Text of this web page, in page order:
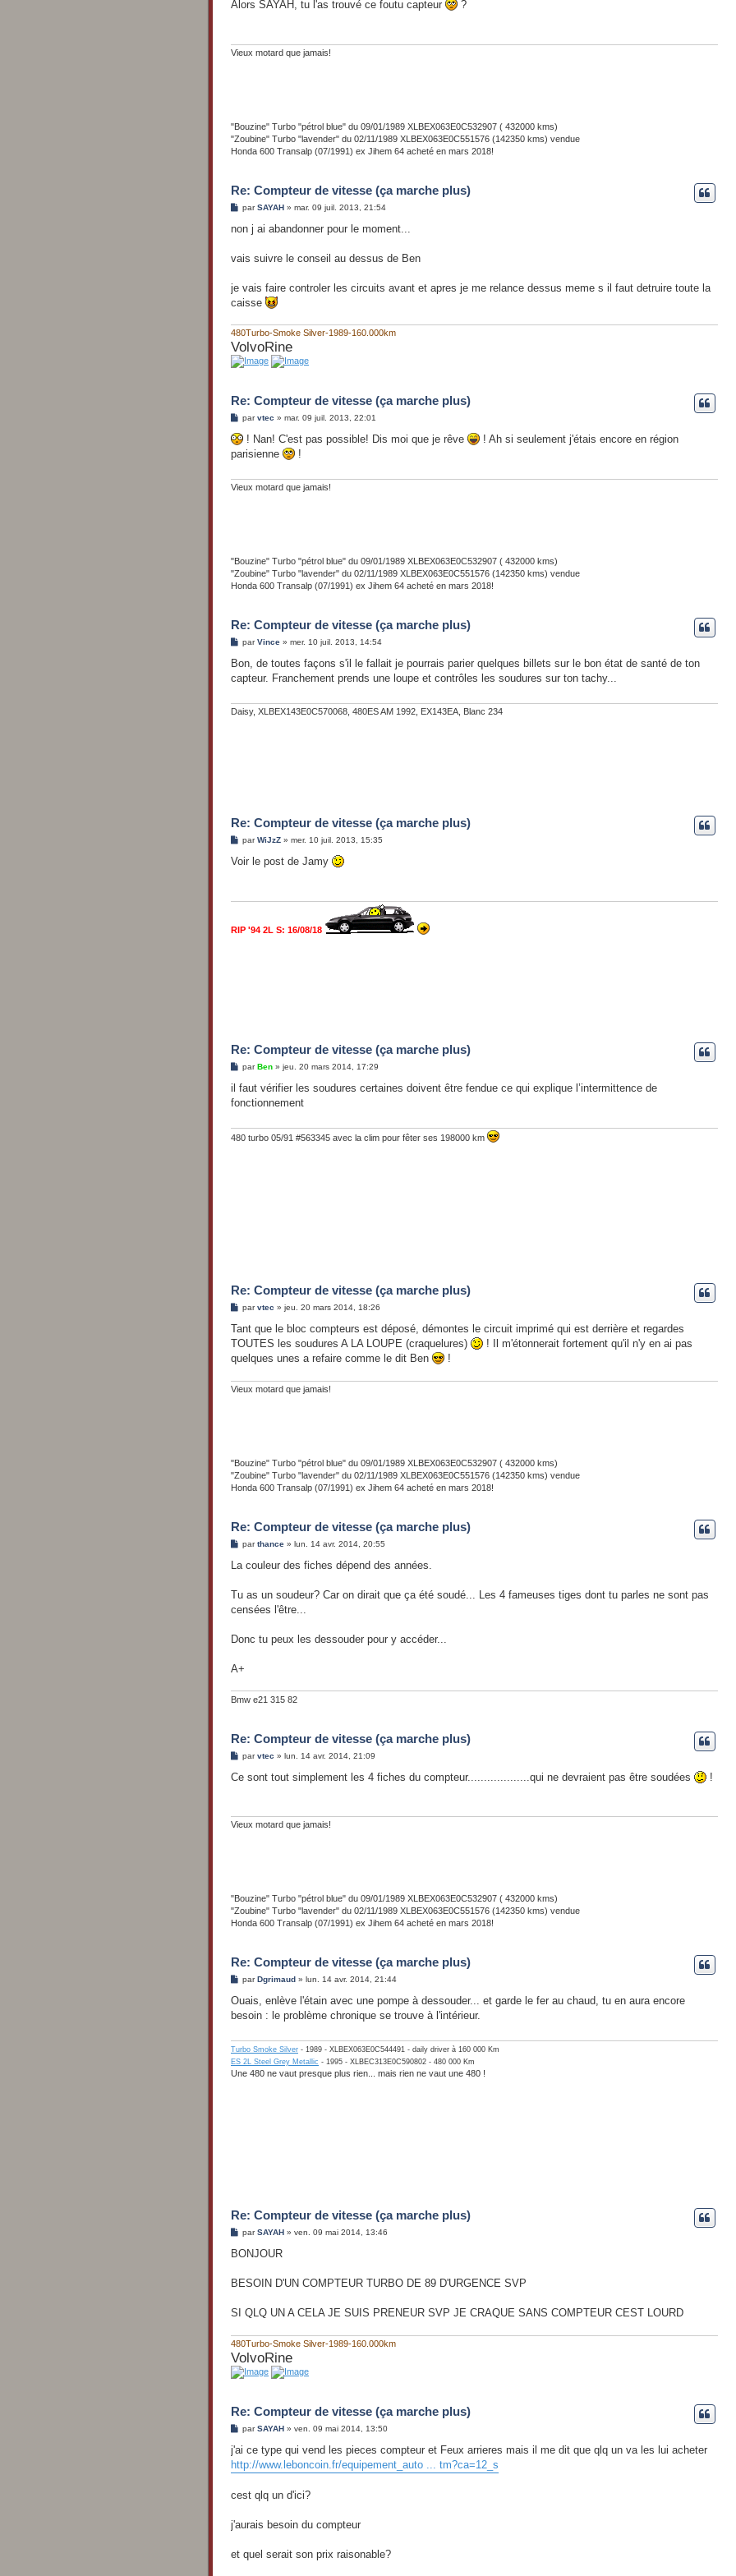
s
Alors SAYAH, tu l'as trouvé ce foutu capteur ?
Vieux motard que jamais!
"Bouzine" Turbo "pétrol blue" du 09/01/1989 XLBEX063E0C532907 ( 432000 kms)
"Zoubine" Turbo "lavender" du 02/11/1989 XLBEX063E0C551576 (142350 kms) vendue
Honda 600 Transalp (07/1991) ex Jihem 64 acheté en mars 2018!
Re: Compteur de vitesse (ça marche plus)
M
s
g
parSAYAH » mar. 09 juil. 2013, 21:54
non j ai abandonner pour le moment...
vais suivre le conseil au dessus de Ben
je vais faire controler les circuits avant et apres je me relance dessus meme s il faut detruire toute la
caisse
480Turbo-Smoke Silver-1989-160.000km
VolvoRine
Re: Compteur de vitesse (ça marche plus)
M
s
s
a
parvtec » mar. 09 juil. 2013, 22:01
! Nan! C'est pas possible! Dis moi que je rêve
! Ah si seulement j'étais encore en région
parisienne
!
Vieux motard que jamais!
"Bouzine" Turbo "pétrol blue" du 09/01/1989 XLBEX063E0C532907 ( 432000 kms)
"Zoubine" Turbo "lavender" du 02/11/1989 XLBEX063E0C551576 (142350 kms) vendue
Honda 600 Transalp (07/1991) ex Jihem 64 acheté en mars 2018!
Re: Compteur de vitesse (ça marche plus)
M
s
a
parVince » mer. 10 juil. 2013, 14:54
Bon, de toutes façons s'il le fallait je pourrais parier quelques billets sur le bon état de santé de ton
capteur. Franchement prends une loupe et contrôles les soudures sur ton tachy...
Daisy, XLBEX143E0C570068, 480ES AM 1992, EX143EA, Blanc 234
Re: Compteur de vitesse (ça marche plus)
M
s
parWiJzZ » mer. 10 juil. 2013, 15:35
Voir le post de Jamy
RIP '94 2L S: 16/08/18
Re: Compteur de vitesse (ça marche plus)
M
s
a
parBen » jeu. 20 mars 2014, 17:29
il faut vérifier les soudures certaines doivent être fendue ce qui explique l’intermittence de
fonctionnement
480 turbo 05/91 #563345 avec la clim pour fêter ses 198000 km
Re: Compteur de vitesse (ça marche plus)
M
s
a
g
parvtec » jeu. 20 mars 2014, 18:26
Tant que le bloc compteurs est déposé, démontes le circuit imprimé qui est derrière et regardes
TOUTES les soudures A LA LOUPE (craquelures)
! Il m'étonnerait fortement qu'il n'y en ai pas
quelques unes a refaire comme le dit Ben
!
Vieux motard que jamais!
"Bouzine" Turbo "pétrol blue" du 09/01/1989 XLBEX063E0C532907 ( 432000 kms)
"Zoubine" Turbo "lavender" du 02/11/1989 XLBEX063E0C551576 (142350 kms) vendue
Honda 600 Transalp (07/1991) ex Jihem 64 acheté en mars 2018!
Re: Compteur de vitesse (ça marche plus)
M
s
g
parthance » lun. 14 avr. 2014, 20:55
La couleur des fiches dépend des années.
Tu as un soudeur? Car on dirait que ça été soudé... Les 4 fameuses tiges dont tu parles ne sont pas
censées l'être...
Donc tu peux les dessouder pour y accéder...
A+
Bmw e21 315 82
Re: Compteur de vitesse (ça marche plus)
M
s
parvtec » lun. 14 avr. 2014, 21:09
Ce sont tout simplement les 4 fiches du compteur...................qui ne devraient pas être soudées !
Vieux motard que jamais!
"Bouzine" Turbo "pétrol blue" du 09/01/1989 XLBEX063E0C532907 ( 432000 kms)
"Zoubine" Turbo "lavender" du 02/11/1989 XLBEX063E0C551576 (142350 kms) vendue
Honda 600 Transalp (07/1991) ex Jihem 64 acheté en mars 2018!
Re: Compteur de vitesse (ça marche plus)
M
s
a
parDgrimaud » lun. 14 avr. 2014, 21:44
Ouais, enlève l'étain avec une pompe à dessouder... et garde le fer au chaud, tu en aura encore
besoin : le problème chronique se trouve à l'intérieur.
Turbo Smoke Silver - 1989 - XLBEX063E0C544491 - daily driver à 160 000 Km
ES 2L Steel Grey Metallic - 1995 - XLBEC313E0C590802 - 480 000 Km
Une 480 ne vaut presque plus rien... mais rien ne vaut une 480 !
Re: Compteur de vitesse (ça marche plus)
M
s
g
parSAYAH » ven. 09 mai 2014, 13:46
BONJOUR
BESOIN D'UN COMPTEUR TURBO DE 89 D'URGENCE SVP
SI QLQ UN A CELA JE SUIS PRENEUR SVP JE CRAQUE SANS COMPTEUR CEST LOURD
480Turbo-Smoke Silver-1989-160.000km
VolvoRine
Re: Compteur de vitesse (ça marche plus)
M
s
a
parSAYAH » ven. 09 mai 2014, 13:50
j'ai ce type qui vend les pieces compteur et Feux arrieres mais il me dit que qlq un va les lui acheter
http://www.leboncoin.fr/equipement_auto ... tm?ca=12_s
cest qlq un d'ici?
j'aurais besoin du compteur
et quel serait son prix raisonable?